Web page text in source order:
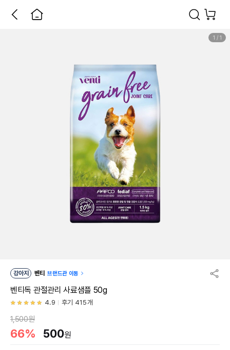
1 / 1
강아지 벤티 브랜드관 이동
벤티독 관절관리 사료샘플 50g
4.9 후기 415개
1,500원
66% 500원